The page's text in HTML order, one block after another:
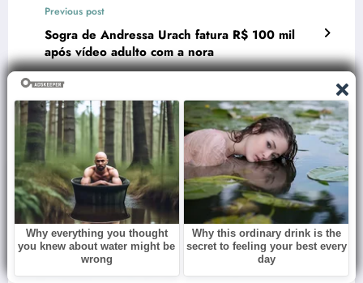
Previous post
Sogra de Andressa Urach fatura R$ 100 mil
após vídeo adulto com a nora
Next post
Gominho atualiza estado de saúde de Preta
Gil: ‘Energias positivas’
RELATED POSTS